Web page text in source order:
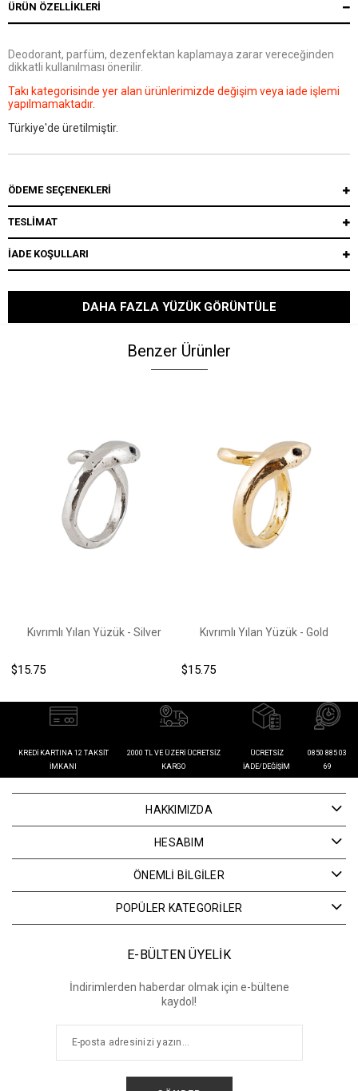
ÜRÜN ÖZELLIKLERI
Deodorant, parfüm, dezenfektan kaplamaya zarar vereceğinden
dikkatli kullanılması önerilir.
Takı kategorisinde yer alan ürünlerimizde değişim veya iade işlemi
yapılmamaktadır.
Türkiye'de üretilmiştir.
ÖDEME SEÇENEKLERI
TESLİMAT
İADE KOŞULLARI
DAHA FAZLA YÜZÜK GÖRÜNTÜLE
Benzer Ürünler
Kıvrımlı Yılan Yüzük - Silver
$15.75
Kıvrımlı Yılan Yüzük - Gold
$15.75
KREDI KARTINA 12 TAKSIT
İMKANI
2000 TL VE ÜZERI ÜCRETSIZ
KARGO
ÜCRETSIZ
İADE/DEĞIŞIM
0850 885 03
69
HAKKIMIZDA
HESABIM
ÖNEMLİ BİLGİLER
POPÜLER KATEGORİLER
E-BÜLTEN ÜYELİK
İndirimlerden haberdar olmak için e-bültene
kaydol!